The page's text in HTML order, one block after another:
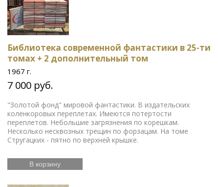
Библиотека современной фантастики в 25-ти
томах + 2 дополнительный том
1967 г.
7 000 руб.
"Золотой фонд" мировой фантастики. В издательских
коленкоровых переплетах. Имеются потертости
переплетов. Небольшие загрязнения по корешкам.
Несколько несквозных трещин по форзацам. На томе
Стругацких - пятно по верхней крышке.
В корзину